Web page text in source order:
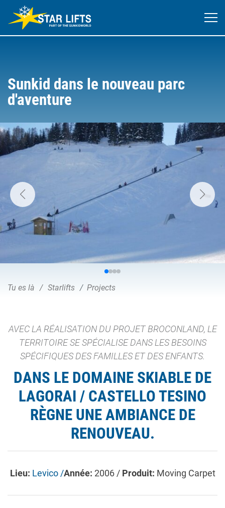
Sunkid dans le nouveau parc
d'aventure
Tu es là Starlifts Projects
AVEC LA RÉALISATION DU PROJET BROCONLAND, LE
TERRITOIRE SE SPÉCIALISE DANS LES BESOINS
SPÉCIFIQUES DES FAMILLES ET DES ENFANTS.
DANS LE DOMAINE SKIABLE DE
LAGORAI / CASTELLO TESINO
RÈGNE UNE AMBIANCE DE
RENOUVEAU.
Lieu: Levico /Année: 2006 / Produit: Moving Carpet